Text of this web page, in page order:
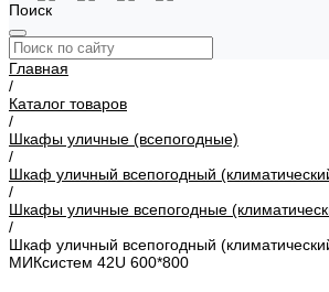
Поиск
Главная
/
Каталог товаров
/
Шкафы уличные (всепогодные)
/
Шкаф уличный всепогодный
/
Шкафы уличные всепогодные
/
Шкаф уличный всепогодный
МИКсистем 42U 600*800